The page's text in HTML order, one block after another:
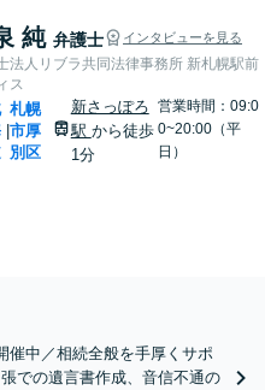
純 弁護士 インタビューを見る
法人リブラ共同法律事務所 新札幌駅前
ス
|
札幌
市厚
別区
新さっぽろ
駅 から徒歩
1分
営業時間：09:0
0~20:00（平
日）
催中／相続全般を手厚くサポ
での遺言書作成、音信不通の